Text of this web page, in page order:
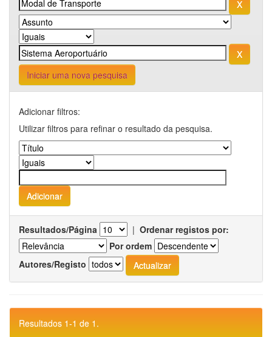
Iniciar uma nova pesquisa
Adicionar filtros:
Utilizar filtros para refinar o resultado da pesquisa.
Resultados/Página | Ordenar registos por:
Por ordem
Autores/Registo
Resultados 1-1 de 1.